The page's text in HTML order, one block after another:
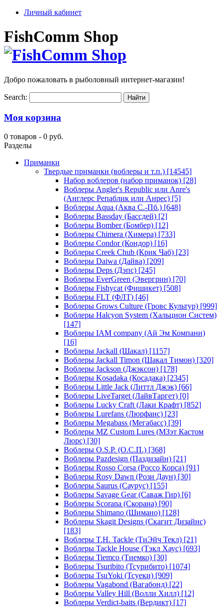
Личный кабинет
FishComm Shop
Добро пожаловать в рыболовный интернет-магазин!
Search:
Моя корзина
0 товаров - 0 руб.
Разделы
Приманки
Твердые приманки (воблеры и т.п.) [14545]
Набор воблеров (набор приманок) [28]
Воблеры Angler's Republic или Anre's
(Англерс Репаблик или Анрес) [5]
Воблеры Aqua (Аква С.-Пб.) [648]
Воблеры Bassday (Бассдей) [2]
Воблеры Bomber (Бомбер) [12]
Воблеры Chimera (Химера) [733]
Воблеры Condor (Кондор) [16]
Воблеры Creek Chub (Крик Чаб) [23]
Воблеры Daiwa (Дайва) [209]
Воблеры Deps (Дэпс) [245]
Воблеры EverGreen (Эвергрин) [70]
Воблеры Fishycat (Фишикет) [508]
Воблеры FLT (ФЛТ) [46]
Воблеры Grows Culture (Гровс Культур) [999]
Воблеры Halcyon System (Хальцион Систем)
[147]
Воблеры IAM company (Ай Эм Компани)
[16]
Воблеры Jackall (Шакал) [1157]
Воблеры Jackall Timon (Шакал Тимон) [320]
Воблеры Jackson (Джэксон) [178]
Воблеры Kosadaka (Косадака) [2345]
Воблеры Little Jack (Литтл Джэк) [66]
Воблеры LiveTarget (ЛайвТаргет) [0]
Воблеры Lucky Craft (Лаки Крафт) [852]
Воблеры Lurefans (Люрфанс) [23]
Воблеры Megabass (Мегабасс) [39]
Воблеры MZ Custom Lures (МЗэт Кастом
Люрс) [30]
Воблеры O.S.P. (О.С.П.) [368]
Воблеры Pazdesign (Паздизайн) [21]
Воблеры Rosso Corsa (Россо Корса) [91]
Воблеры Rosy Dawn (Рози Даун) [30]
Воблеры Saurus (Саурус) [155]
Воблеры Savage Gear (Саваж Гир) [6]
Воблеры Scorana (Скорана) [90]
Воблеры Shimano (Шимано) [128]
Воблеры Skagit Designs (Скагит Дизайнс)
[183]
Воблеры T.H. Tackle (ТиЭйч Текл) [21]
Воблеры Tackle House (Тэкл Хаус) [693]
Воблеры Tiemco (Тиемко) [30]
Воблеры Tsuribito (Тсурибито) [1074]
Воблеры TsuYoki (Тсуеки) [909]
Воблеры Vagabond (Вагабонд) [22]
Воблеры Valley Hill (Волли Хилл) [12]
Воблеры Verdict-baits (Вердикт) [17]